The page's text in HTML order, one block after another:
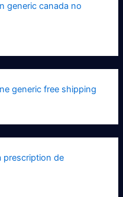
generic canada no
generic free shipping
prescription de